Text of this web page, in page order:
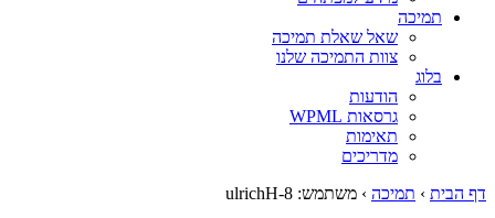
תמיכה
שאל שאלת תמיכה
צוות התמיכה שלנו
בלוג
הודעות
גרסאות WPML
תאימות
מדריכים
דף הבית › תמיכה › משתמש: ulrichH-8